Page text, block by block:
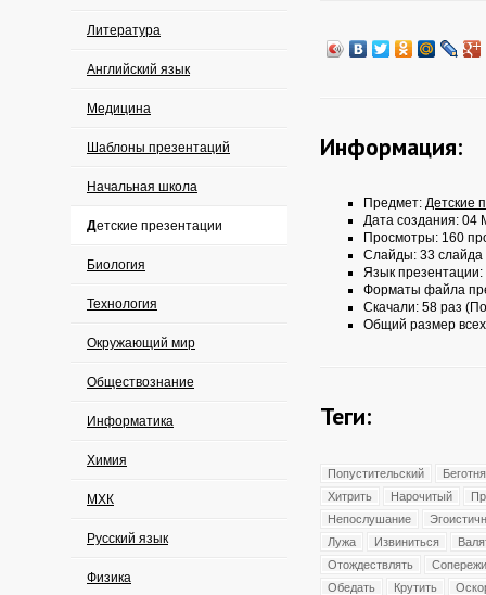
Литература
Английский язык
Медицина
Шаблоны презентаций
Начальная школа
Детские презентации
Биология
Технология
Окружающий мир
Обществознание
Информатика
Химия
МХК
Русский язык
Физика
Информация:
Предмет: Детские
Дата создания: 04
Просмотры: 160
Слайды: 33 слайда
Язык презентации:
Форматы файла
Скачали: 58 раз
Общий размер
Теги:
Попустительский
Беготня
Хитрить
Нарочитый
Непослушание
Лужа
Извиниться
Отождествлять
Обедать
Крутить